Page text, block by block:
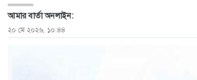
ও
জীবন
আমার বার্তা অনলাইন:
২০ মে ২০২৬, ১০:৪৪